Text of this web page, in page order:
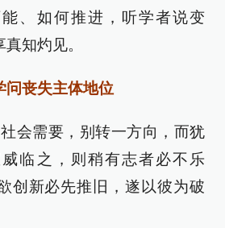
、如何推进，听学者说变
知灼见。
问丧失主体地位
会需要，别转一方向，而犹
临之，则稍有志者必不乐
创新必先推旧，遂以彼为破